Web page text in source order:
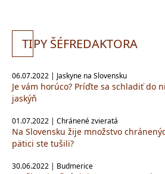
TIPY ŠÉFREDAKTORA
06.07.2022 | Jaskyne na Slovensku
Je vám horúco? Príďte sa schladiť do
jaskýň
01.07.2022 | Chránené zvieratá
Na Slovensku žije množstvo
pätici ste tušili?
30.06.2022 | Budmerice